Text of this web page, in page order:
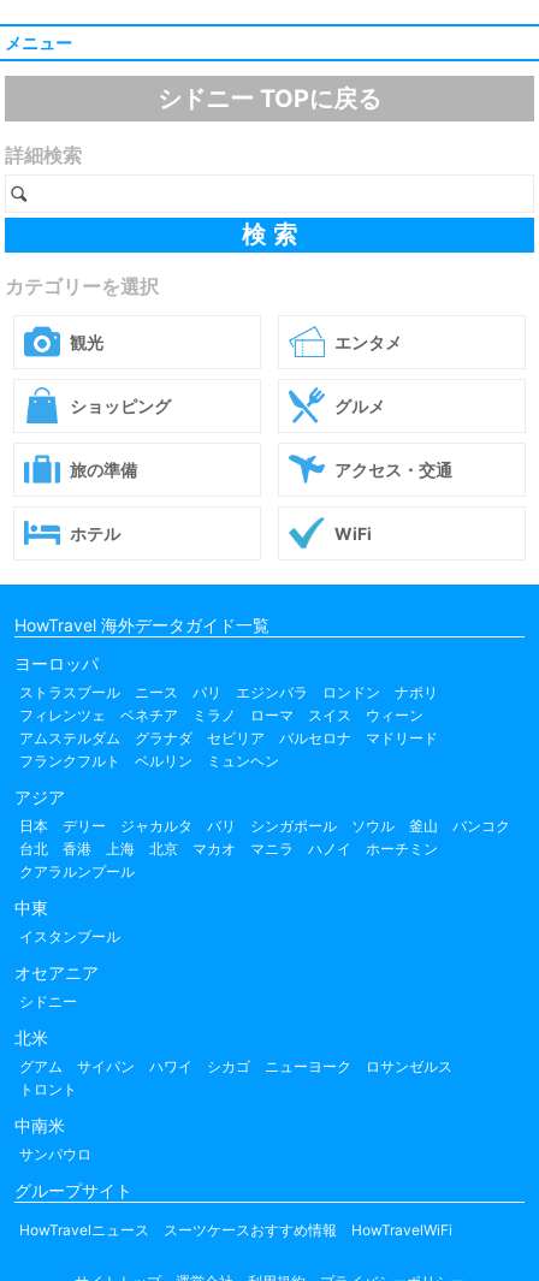
メニュー
シドニー TOPに戻る
詳細検索
カテゴリーを選択
観光 エンタメ
ショッピング グルメ
旅の準備 アクセス・交通
ホテル WiFi
HowTravel 海外データガイド一覧
ヨーロッパ
ストラスブール ニース パリ エジンバラ ロンドン
ナポリ
フィレンツェ
ベネチア ミラノ ローマ スイス
ウィーン
アムステルダム
グラナダ セビリア バルセロナ
マドリード
フランクフルト
ベルリン ミュンヘン
アジア
日本 デリー ジャカルタ バリ シンガポール ソウル 釜山
バンコク
台北
香港 上海 北京 マカオ マニラ ハノイ
ホーチミン
クアラルンプール
中東
イスタンブール
オセアニア
シドニー
北米
グアム サイパン ハワイ シカゴ ニューヨーク
ロサンゼルス
トロント
中南米
サンパウロ
グループサイト
HowTravelニュース スーツケースおすすめ情報 HowTravelWiFi